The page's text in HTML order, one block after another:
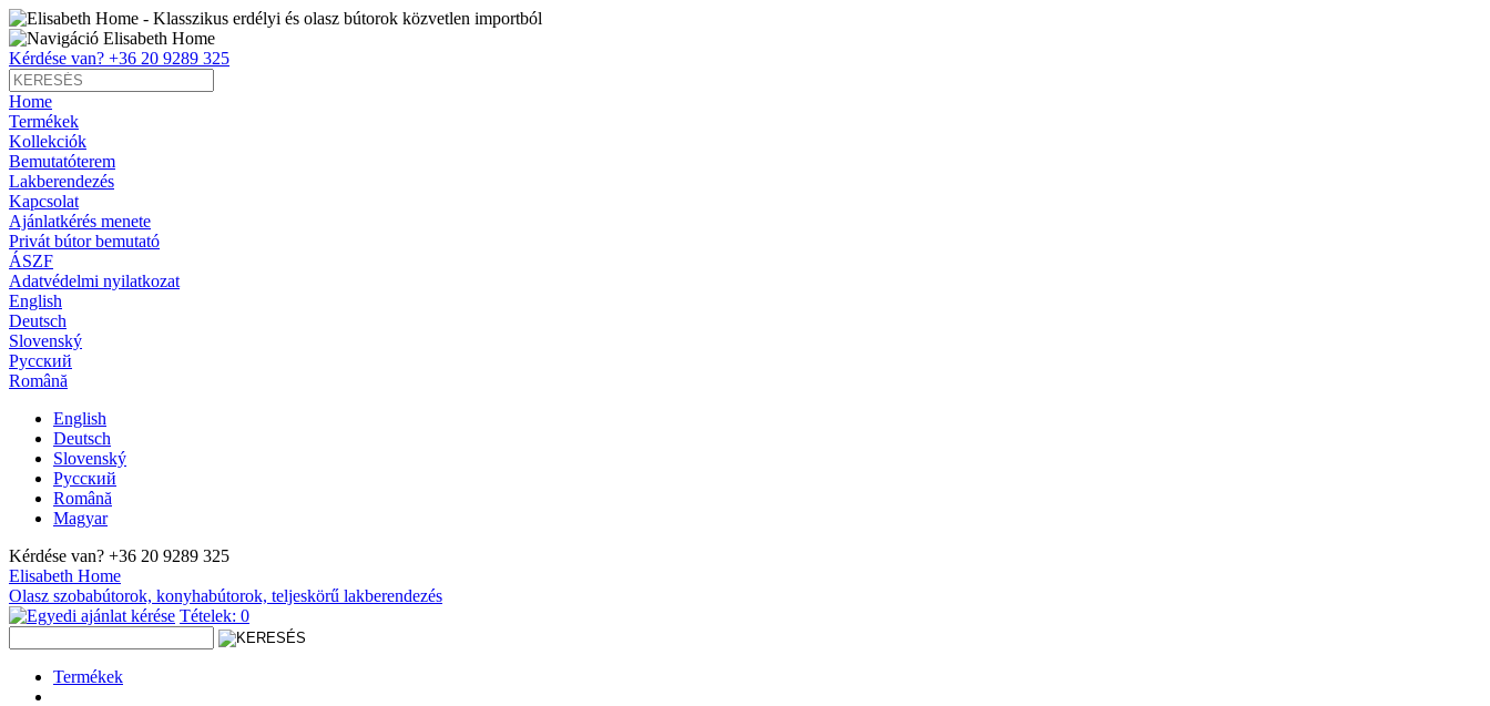
Elisabeth Home
Kérdése van? +36 20 9289 325
Home
Termékek
Kollekciók
Bemutatóterem
Lakberendezés
Kapcsolat
Ajánlatkérés menete
Privát bútor bemutató
ÁSZF
Adatvédelmi nyilatkozat
English
Deutsch
Slovenský
Pусский
Română
English
Deutsch
Slovenský
Pусский
Română
Magyar
Kérdése van? +36 20 9289 325
Elisabeth Home
Olasz szobabútorok, konyhabútorok, teljeskörű lakberendezés
Tételek: 0
Termékek